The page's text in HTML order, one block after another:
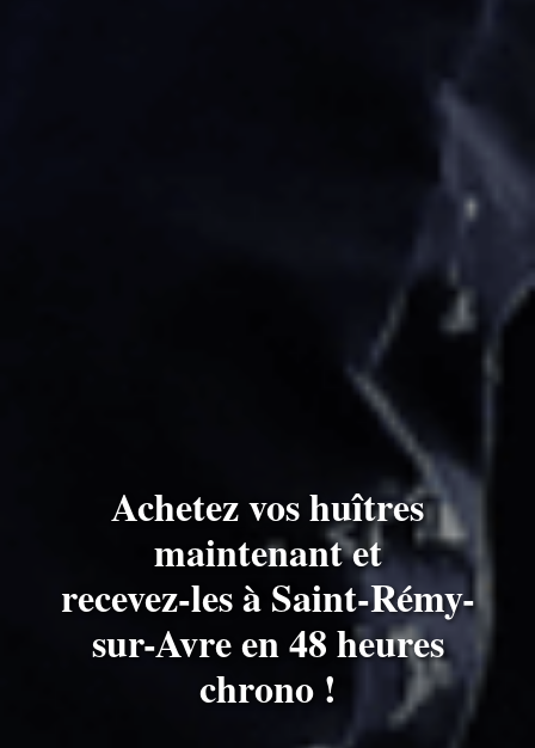
Achetez vos huîtres
maintenant et
recevez-les à Saint-Rémy-
sur-Avre en 48 heures
chrono !